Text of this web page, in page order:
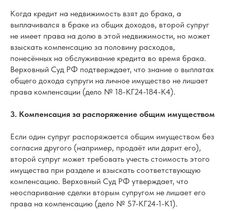
Когда кредит на недвижимость взят до брака, а
выплачивался в браке из общих доходов, второй супруг
не имеет права на долю в этой недвижимости, но может
взыскать компенсацию за половину расходов,
понесённых на обслуживание кредита во время брака.
Верховный Суд РФ подтверждает, что знание о выплатах
общего дохода супруги на личное имущество не лишает
права компенсации (дело № 18-КГ24-184-К4).
3. Компенсация за распоряжение общим имуществом
Если один супруг распоряжается общим имуществом без
согласия другого (например, продаёт или дарит его),
второй супруг может требовать учесть стоимость этого
имущества при разделе и взыскать соответствующую
компенсацию. Верховный Суд РФ утверждает, что
неоспаривание сделки вторым супругом не лишает его
права на компенсацию (дело № 57-КГ24-1-К1).